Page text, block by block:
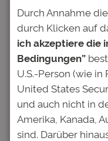
die Deutsche
Anbieter, im
ermittelt, einer
Fachrichtungen.
gelassener
Digitalisierung
25 Prozent
mit Sorge.
Durch Annahme
durch Klicken auf
ich akzeptiere die
Bedingungen”
U.S.-Person (wie
United States
und auch nicht in
Amerika, Kanada,
sind. Darüber